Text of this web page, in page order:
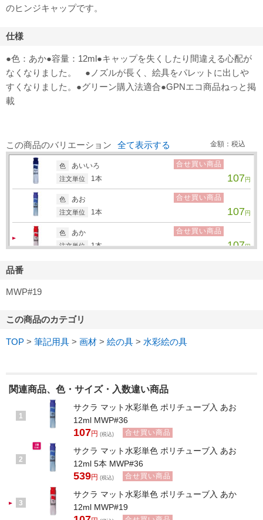
のヒンジキャップです。
仕様
●色：あか●容量：12ml●キャップを失くしたり間違える心配が
なくなりました。 ●ノズルが長く、絵具をパレットに出しや
すくなりました。●グリーン購入法適合●GPNエコ商品ねっと掲
載
この商品のバリエーション 全て表示する 金額：税込
色 あいいろ
注文単位 1本
合せ買い商品
107円
色 あお
注文単位 1本
合せ買い商品
107円
色 あか
注文単位 1本
合せ買い商品
107円
注文単位 1本
注文単位 1本 107
きんいろ
注文単位 1本 138
ぎんいろ
注文単位 1本
くろ 合せ買い商品
品番
MWP#19
この商品のカテゴリ
TOP > 筆記用具 > 画材 > 絵の具 > 水彩絵の具
関連商品、色・サイズ・入数違い商品
1
サクラ マット水彩単色 ポリチューブ入 あお
12ml MWP#36
107円 (税込) 合せ買い商品
2
サクラ マット水彩単色 ポリチューブ入 あお
12ml 5本 MWP#36
539円 (税込) 合せ買い商品
3
サクラ マット水彩単色 ポリチューブ入 あか
12ml MWP#19